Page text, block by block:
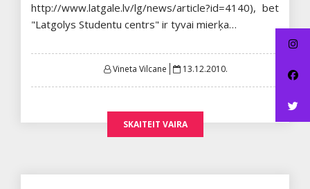
http://www.latgale.lv/lg/news/article?id=4140), bet
"Latgolys Studentu centrs" ir tyvai mierķa…
Vineta Vilcane
Posted
13.12.2010.
SKAITEIT VAIRA